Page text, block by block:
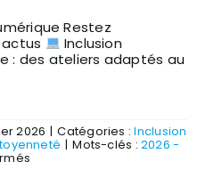
Restez
Inclusion
: des ateliers adaptés au
2026 | Catégories :Inclusion
| Mots-clés :2026 -